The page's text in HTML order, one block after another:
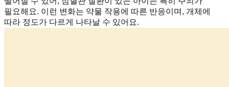
필요해요. 이런 변화는 약물 작용에 따른 반응이며, 개체에
따라 정도가 다르게 나타날 수 있어요.